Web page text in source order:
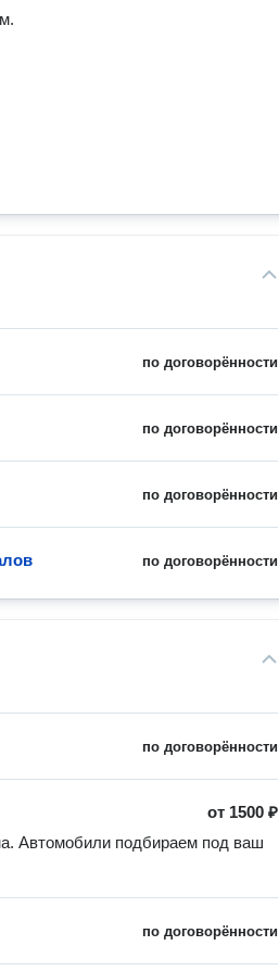
по договорённости
по договорённости
по договорённости
по договорённости
по договорённости
от 1500 ₽
Автомобили подбираем под ваш
по договорённости